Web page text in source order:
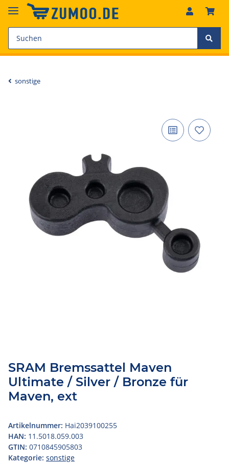
sonstige
SRAM Bremssattel Maven
Ultimate / Silver / Bronze für
Maven, ext
Artikelnummer: Hai2039100255
HAN: 11.5018.059.003
GTIN: 0710845905803
Kategorie: sonstige